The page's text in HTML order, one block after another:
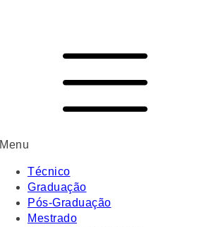
Menu
Técnico
Graduação
Pós-Graduação
Mestrado